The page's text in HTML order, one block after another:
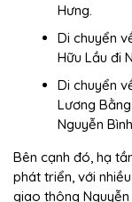
Hưng.
Di chuyển
Hữu Lầu đi
Di chuyển
Lương
Nguyễn
Bên cạnh đó, hạ
phát triển, với
giao thông Nguyễn